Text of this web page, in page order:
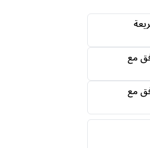
مع
مع